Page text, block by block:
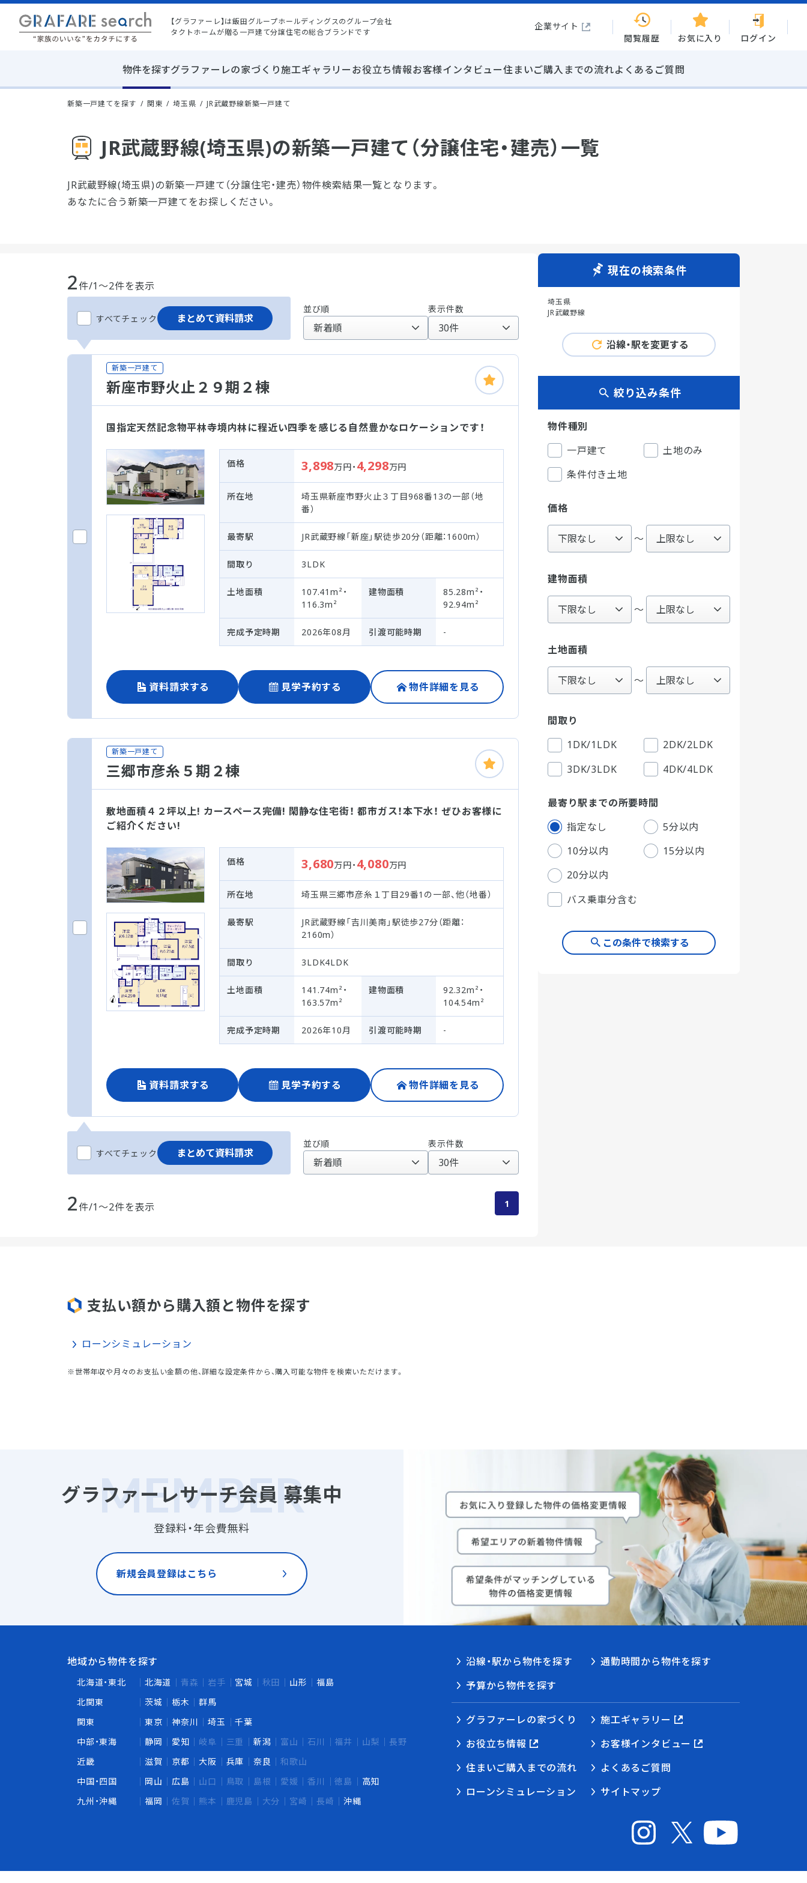
【グラファーレ】は飯田グループホールディングスのグループ会社
タクトホームが贈る一戸建て分譲住宅の総合ブランドです
企業サイト
閲覧履歴
お気に入り ログイン
物件を探すグラファーレの家づくり施工ギャラリーお役立ち情報お客様インタビュー住まいご購入までの流れよくあるご質問
新築一戸建てを探す 関東 埼玉県 JR武蔵野線新築一戸建て
JR武蔵野線(埼玉県)の新築一戸建て（分譲住宅・建売）一覧
JR武蔵野線(埼玉県)の新築一戸建て（分譲住宅・建売）物件検索結果一覧となります。
あなたに合う新築一戸建てをお探しください。
2件/1～2件を表示
すべてチェック まとめて資料請求
並び順 表示件数
新築一戸建て
新座市野火止２９期２棟
国指定天然記念物平林寺境内林に程近い四季を感じる自然豊かなロケーションです！
価格 3,898万円・ 4,298万円
所在地
埼玉県新座市野火止３丁目968番13の一部（地
番）
最寄駅 JR武蔵野線「新座」駅徒歩20分（距離：1600m）
間取り 3LDK
土地面積
107.41m²・
116.3m²
建物面積
85.28m²・
92.94m²
完成予定時期 2026年08月 引渡可能時期 -
資料請求する 見学予約する 物件詳細を見る
新築一戸建て
三郷市彦糸５期２棟
敷地面積４２坪以上! カースペース完備! 閑静な住宅街！ 都市ガス！本下水！ ぜひお客様に
ご紹介ください!
価格 3,680万円・ 4,080万円
所在地 埼玉県三郷市彦糸１丁目29番1の一部、他（地番）
最寄駅
JR武蔵野線「吉川美南」駅徒歩27分（距離：
2160m）
間取り 3LDK4LDK
土地面積
141.74m²・
163.57m²
建物面積
92.32m²・
104.54m²
完成予定時期 2026年10月 引渡可能時期 -
資料請求する 見学予約する 物件詳細を見る
すべてチェック まとめて資料請求
並び順 表示件数
2件/1～2件を表示 1
現在の検索条件
埼玉県
JR武蔵野線
沿線・駅を変更する
絞り込み条件
物件種別
一戸建て
土地のみ
条件付き土地
価格
〜
建物面積
～
土地面積
～
間取り
1DK/1LDK
2DK/2LDK
3DK/3LDK
4DK/4LDK
最寄り駅までの所要時間
指定なし
5分以内
10分以内
15分以内
20分以内
バス乗車分含む
この条件で検索する
支払い額から購入額と物件を探す
ローンシミュレーション
※世帯年収や月々のお支払い金額の他、詳細な設定条件から、購入可能な物件を検索いただけます。
グラファーレサーチ会員 募集中
登録料・年会費無料
新規会員登録はこちら
地域から物件を探す
北海道・東北 北海道 青森 岩手 宮城 秋田 山形
福島
北関東
茨城 栃木
群馬
関東
東京 神奈川 埼玉
千葉
中部・東海
静岡 愛知 岐阜 三重 新潟 富山 石川 福井 山梨
長野
近畿
滋賀 京都 大阪 兵庫 奈良
和歌山
中国・四国
岡山 広島 山口 鳥取 島根 愛媛 香川 徳島
高知
九州・沖縄
福岡 佐賀 熊本 鹿児島 大分 宮崎 長崎 沖縄
沿線・駅から物件を探す
通勤時間から物件を探す
予算から物件を探す
グラファーレの家づくり
施工ギャラリー
お役立ち情報
お客様インタビュー
住まいご購入までの流れ
よくあるご質問
ローンシミュレーション
サイトマップ